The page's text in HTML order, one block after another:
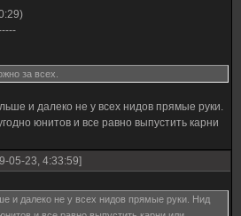
за всех.
и далеко не у всех нидов прямые руки.
юнитов и все равно выпустить карни
05-23, 4:33:59]
и далеко не у всех нидов прямые руки. Нид